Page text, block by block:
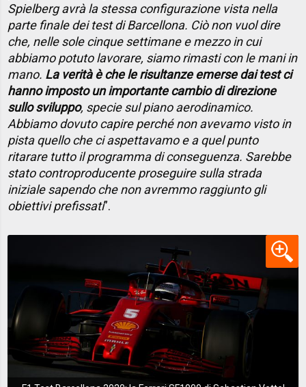
Spielberg avrà la stessa configurazione vista nella
parte finale dei test di Barcellona. Ciò non vuol dire
che, nelle sole cinque settimane e mezzo in cui
abbiamo potuto lavorare, siamo rimasti con le mani in
mano. La verità è che le risultanze emerse dai test ci
hanno imposto un importante cambio di direzione
sullo sviluppo, specie sul piano aerodinamico.
Abbiamo dovuto capire perché non avevamo visto in
pista quello che ci aspettavamo e a quel punto
ritarare tutto il programma di conseguenza. Sarebbe
stato controproducente proseguire sulla strada
iniziale sapendo che non avremmo raggiunto gli
obiettivi prefissati”.